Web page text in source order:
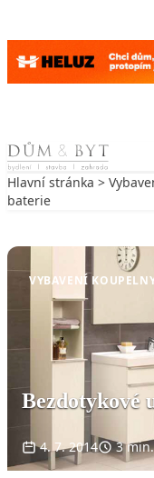
Skip to content
Hlavní stránka >
baterie
VYBAVENÍ
Bezdotykové
4. 7. 2014 3